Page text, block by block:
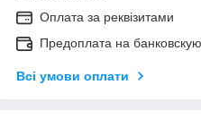
Оплата за реквізитами
Предоплата на
Всі умови оплати